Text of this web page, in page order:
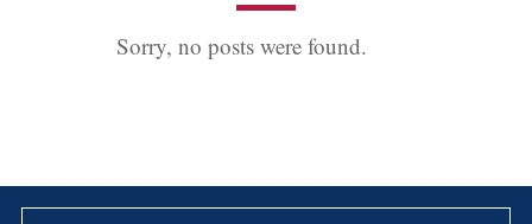
Sorry, no posts were found.